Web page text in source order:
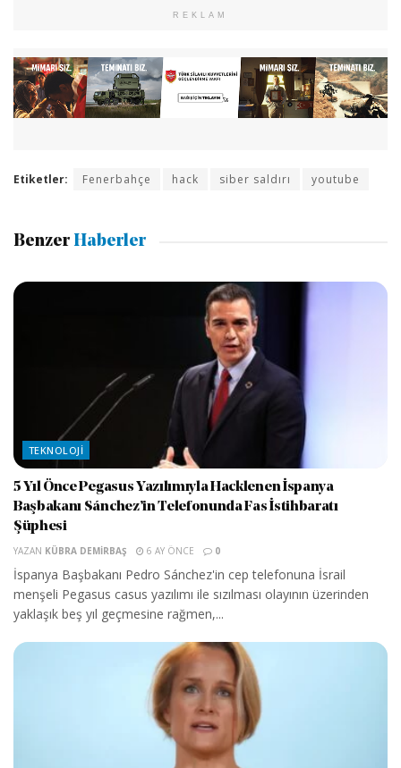
REKLAM
Etiketler: Fenerbahçe hack siber saldırı youtube
Benzer Haberler
TEKNOLOJI
5 Yıl Önce Pegasus Yazılımıyla Hacklenen İspanya
Başbakanı Sánchez’in Telefonunda Fas İstihbaratı
Şüphesi
YAZAN KÜBRA DEMIRBAŞ 6 AY ÖNCE 0
İspanya Başbakanı Pedro Sánchez'in cep telefonuna İsrail
menşeli Pegasus casus yazılımı ile sızılması olayının üzerinden
yaklaşık beş yıl geçmesine rağmen,...